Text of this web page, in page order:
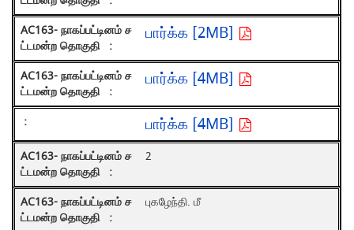
பார்க்க [2MB]
பார்க்க [4MB]
பார்க்க [4MB]
2
புகழேந்தி. மீ